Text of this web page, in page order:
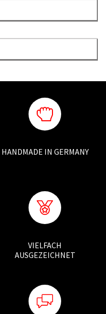
HANDMADE IN GERMANY
VIELFACH
AUSGEZEICHNET